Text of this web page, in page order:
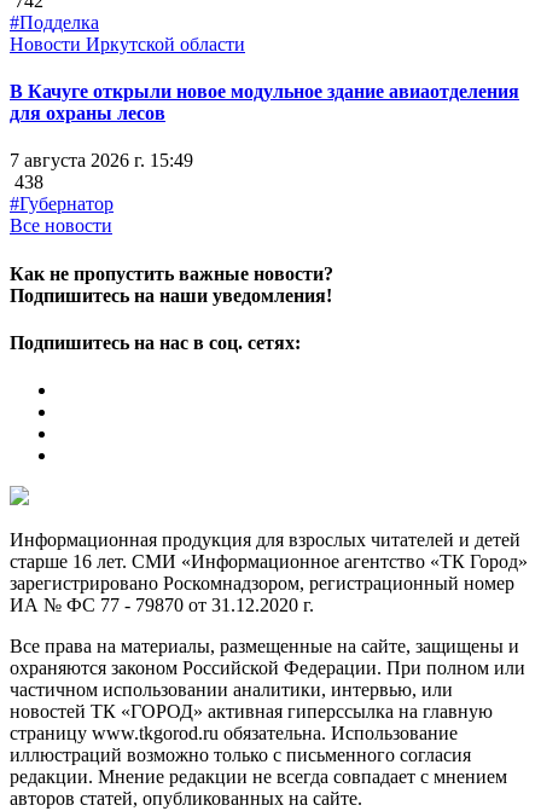
#Подделка
Новости Иркутской области
В Качуге открыли новое модульное здание авиаотделения
для охраны лесов
7 августа 2026 г. 15:49
438
#Губернатор
Все новости
Как не пропустить важные новости?
Подпишитесь на наши уведомления!
Подпишитесь на нас в соц. сетях:
Информационная продукция для взрослых читателей и детей
старше 16 лет. СМИ «Информационное агентство «ТК Город»
зарегистрировано Роскомнадзором, регистрационный номер
ИА № ФС 77 - 79870 от 31.12.2020 г.
Все права на материалы, размещенные на сайте, защищены и
охраняются законом Российской Федерации. При полном или
частичном использовании аналитики, интервью, или
новостей ТК «ГОРОД» активная гиперссылка на главную
страницу www.tkgorod.ru обязательна. Использование
иллюстраций возможно только с письменного согласия
редакции. Мнение редакции не всегда совпадает с мнением
авторов статей, опубликованных на сайте.